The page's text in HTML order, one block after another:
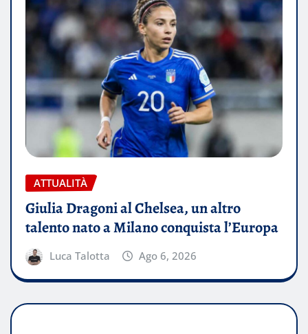
ATTUALITÀ
Giulia Dragoni al Chelsea, un altro
talento nato a Milano conquista l’Europa
Luca Talotta Ago 6, 2026